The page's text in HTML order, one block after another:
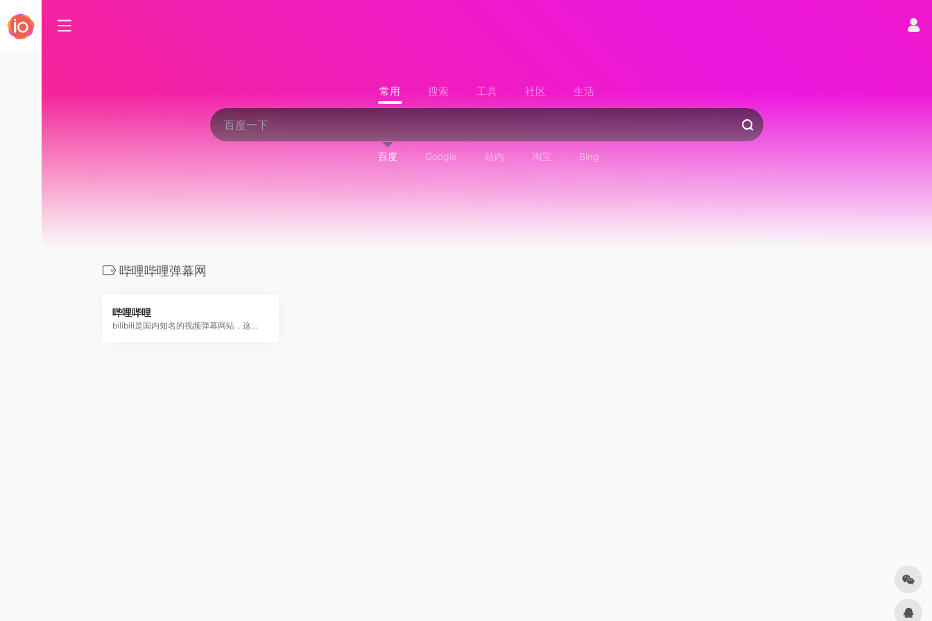
常用 搜索 工具 社区 生活
百度 Google 站内 淘宝 Bing
哔哩哔哩弹幕网
哔哩哔哩
bilibili是国内知名的视频弹幕网站，这里有及时的动漫新番，活跃的ACG氛围，有创意的Up主。大家可以在这里找到许多欢乐。